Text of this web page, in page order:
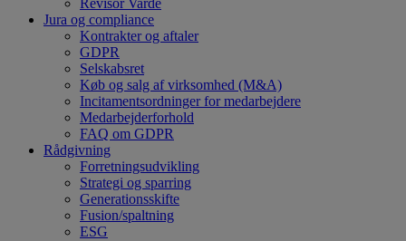
Revisor Varde
Jura og compliance
Kontrakter og aftaler
GDPR
Selskabsret
Køb og salg af virksomhed (M&A)
Incitamentsordninger for medarbejdere
Medarbejderforhold
FAQ om GDPR
Rådgivning
Forretningsudvikling
Strategi og sparring
Generationsskifte
Fusion/spaltning
ESG